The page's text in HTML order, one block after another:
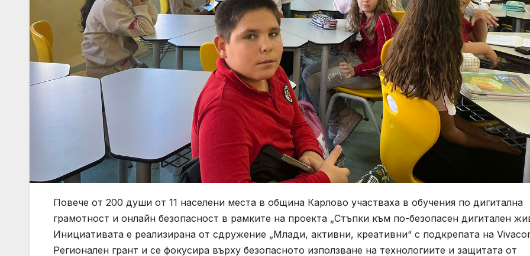
Повече от 200 души от 11 населени места в община Карлово участваха в обучения по дигитална
грамотност и онлайн безопасност в рамките на проекта „Стъпки към по-безопасен дигитален
Инициативата е реализирана от сдружение „Млади, активни, креативни“ с подкрепата на
Регионален грант и се фокусира върху безопасното използване на технологиите и защитата от